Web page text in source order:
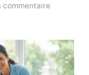
commentaire
L’élixir
naturel
pour